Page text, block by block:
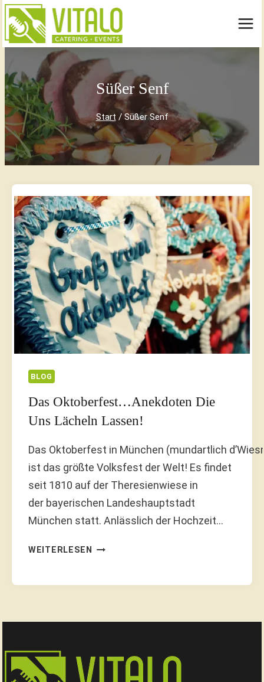
Zum
Inhalt
springen
Süßer Senf
Start / Süßer Senf
BLOG
Das Oktoberfest…Anekdoten Die
Uns Lächeln Lassen!
Das Oktoberfest in München (mundartlich
ist das größte Volksfest der Welt! Es findet
seit 1810 auf der Theresienwiese in
der bayerischen Landeshauptstadt
München statt. Anlässlich der Hochzeit…
WEITERLESEN
DAS
ANEKDOTEN
LASSEN!